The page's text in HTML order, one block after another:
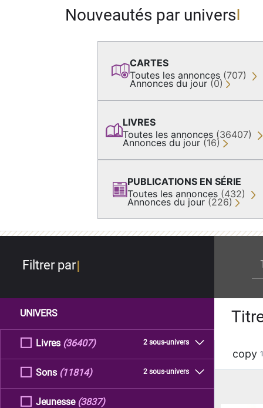
Nouveautés par univers
CARTES
Toutes les annonces (707)
Annonces du jour (0)
LIVRES
Toutes les annonces (36407)
Annonces du jour (16)
PUBLICATIONS EN SÉRIE
Toutes les annonces (432)
Annonces du jour (226)
Filtrer par
UNIVERS
Livres 2 sous-univers
(36407)
Sons 2 sous-univers
(11814)
Jeunesse (3837)
copy